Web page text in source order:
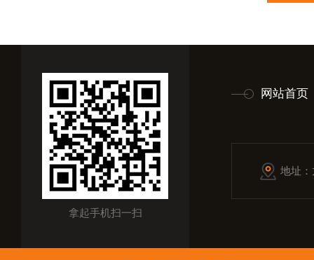
拿起手机扫一扫
网站首页
地址